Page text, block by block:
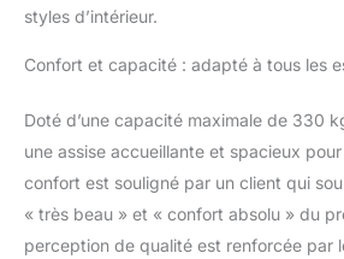
styles d’intérieur.
Confort et capacité : adapté à tous les
Doté d’une capacité maximale de 330
une assise accueillante et spacieux
confort est souligné par un client qui
« très beau » et « confort absolu » du
perception de qualité est renforcée par